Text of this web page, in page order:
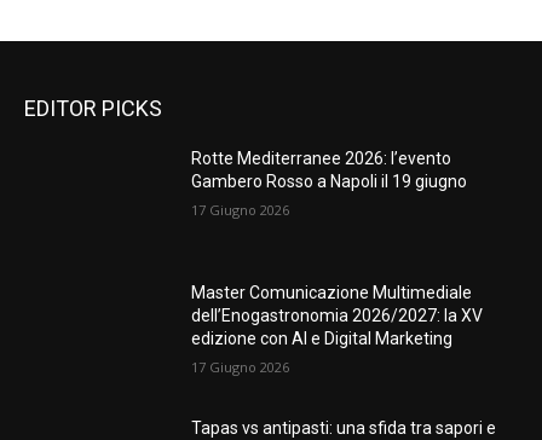
EDITOR PICKS
Rotte Mediterranee 2026: l’evento
Gambero Rosso a Napoli il 19 giugno
17 Giugno 2026
Master Comunicazione Multimediale
dell’Enogastronomia 2026/2027: la XV
edizione con AI e Digital Marketing
17 Giugno 2026
Tapas vs antipasti: una sfida tra sapori e